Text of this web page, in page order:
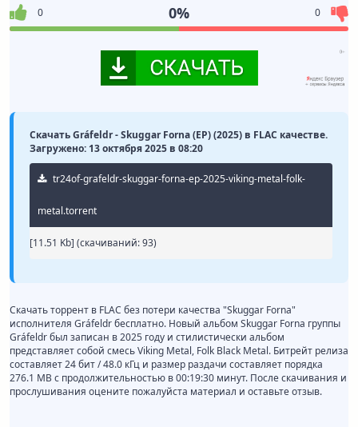
0 0% 0
Скачать Gráfeldr - Skuggar Forna (EP) (2025) в FLAC качестве.
Загружено: 13 октября 2025 в 08:20
tr24of-grafeldr-skuggar-forna-ep-2025-viking-metal-folk-
metal.torrent
[11.51 Kb] (cкачиваний: 93)
Скачать торрент в FLAC без потери качества "Skuggar Forna"
исполнителя Gráfeldr бесплатно. Новый альбом Skuggar Forna группы
Gráfeldr был записан в 2025 году и стилистически альбом
представляет собой смесь Viking Metal, Folk Black Metal. Битрейт релиза
составляет 24 бит / 48.0 кГц и размер раздачи составляет порядка
276.1 MB с продолжительностью в 00:19:30 минут. После скачивания и
прослушивания оцените пожалуйста материал и оставьте отзыв.